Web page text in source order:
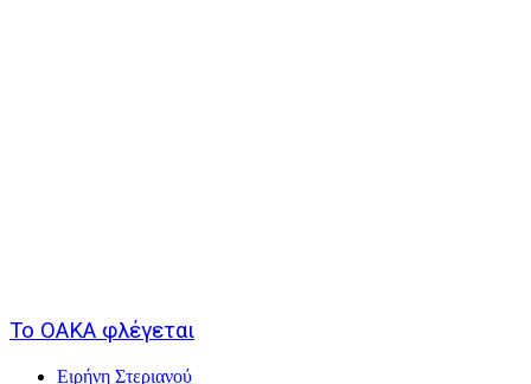
Το ΟΑΚΑ φλέγεται
Ειρήνη Στεριανού